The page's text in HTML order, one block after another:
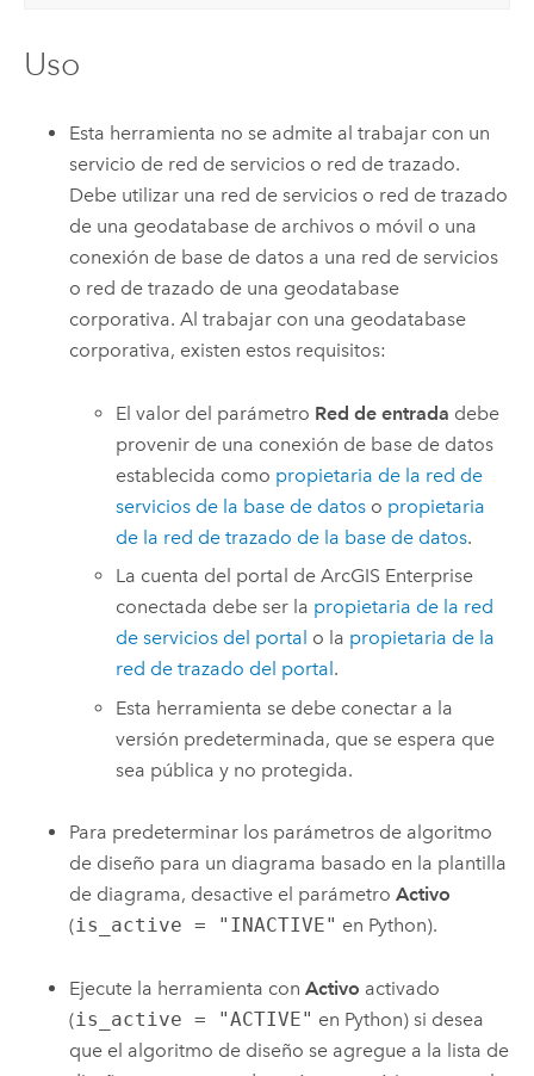
Uso
Esta herramienta no se admite al trabajar con un
servicio de red de servicios o red de trazado.
Debe utilizar una red de servicios o red de trazado
de una geodatabase de archivos o móvil o una
conexión de base de datos a una red de servicios
o red de trazado de una geodatabase
corporativa. Al trabajar con una geodatabase
corporativa, existen estos requisitos:
El valor del parámetro Red de entrada debe
provenir de una conexión de base de datos
establecida como propietaria de la red de
servicios de la base de datos o propietaria
de la red de trazado de la base de datos.
La cuenta del portal deArcGIS Enterprise
conectada debe ser la propietaria de la red
de servicios del portal o la propietaria de la
red de trazado del portal .
Esta herramienta se debe conectar a la
versión predeterminada, que se espera que
sea pública y no protegida.
Para predeterminar los parámetros de algoritmo
de diseño para un diagrama basado en la plantilla
de diagrama, desactive el parámetroActivo
(is_active = "INACTIVE" en Python).
Ejecute la herramienta conActivo activado
(is_active = "ACTIVE" en Python) si desea
que el algoritmo de diseño se agregue a la lista de